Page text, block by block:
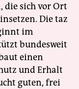
die sich vor Ort
Die taz
im
bundesweit
einen
und Erhalt
guten, frei